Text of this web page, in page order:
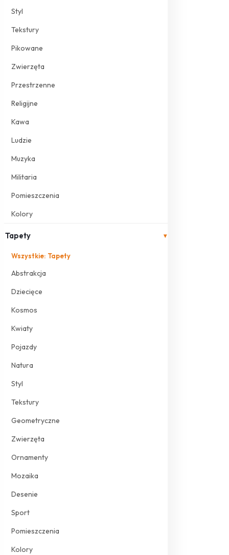
Styl
Tekstury
Pikowane
Zwierzęta
Przestrzenne
Religijne
Kawa
Ludzie
Muzyka
Militaria
Pomieszczenia
Kolory
Tapety ▾
Wszystkie: Tapety
Abstrakcja
Dziecięce
Kosmos
Kwiaty
Pojazdy
Natura
Styl
Tekstury
Geometryczne
Zwierzęta
Ornamenty
Mozaika
Desenie
Sport
Pomieszczenia
Kolory